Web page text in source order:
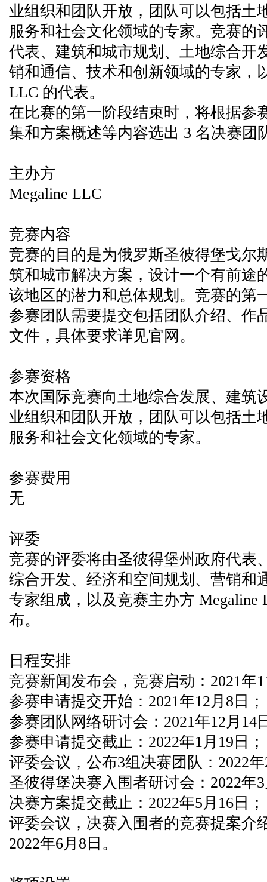
业组织和团队开放，团队可以包括土
服务和社会文化领域的专家。竞赛的
代表、建筑和城市规划、土地综合开
销和通信、技术和创新领域的专家，
LLC 的代表。
在比赛的第一阶段结束时，将根据参
集和方案概述等内容选出 3 名决赛团
主办方
Megaline LLC
竞赛内容
竞赛的目的是为俄罗斯圣彼得堡戈尔
筑和城市解决方案，设计一个有前途
该地区的潜力和总体规划。竞赛的第
参赛团队需要提交包括团队介绍、作
文件，具体要求详见官网。
参赛资格
本次国际竞赛向土地综合发展、建筑
业组织和团队开放，团队可以包括土
服务和社会文化领域的专家。
参赛费用
无
评委
竞赛的评委将由圣彼得堡州政府代表
综合开发、经济和空间规划、营销和
专家组成，以及竞赛主办方
布。
日程安排
竞赛新闻发布会，竞赛启动：2021年
参赛申请提交开始：2021年12月8日；
参赛团队网络研讨会：2021年12月14
参赛申请提交截止：2022年1月19日；
评委会议，公布3组决赛团队：2022
圣彼得堡决赛入围者研讨会：2022年
决赛方案提交截止：2022年5月16日；
评委会议，决赛入围者的竞赛提案介
2022年6月8日。